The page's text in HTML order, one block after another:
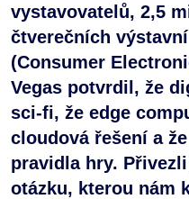
vystavovatelů, 2,5
čtverečních
(Consumer
Vegas potvrdil, že
sci-fi, že edge
cloudová řešení a
pravidla hry.
otázku, kterou nám